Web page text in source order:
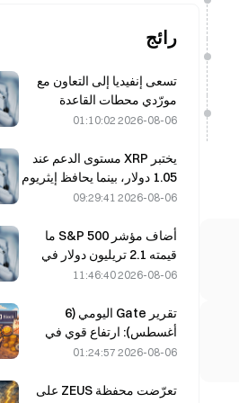
رائج
تسعى إنفيديا إلى التعاون مع
مورّدي محطات القاعدة
الصينيين المزوّدة بالذكاء
السادس (6G).
2026-08-06 01:10:02
يختبر XRP مستوى الدعم عند
1.05 دولار، بينما يحافظ إيثريوم
على مستوى 1,908 دولارات
2026-08-06 09:29:41
أضاف مؤشر S&P 500 ما
قيمته 2.1 تريليون دولار في
أغسطس، مرتفعًا بنسبة
سوى مكاسب بنسبة 2%.
2026-08-06 11:46:40
تقرير Gate اليومي (6
أغسطس): ارتفاع قوي في
الأسهم الممتازة لشركة
ترفع توقعاتها للعام 2026
2026-08-06 01:24:57
تعرّضت محفظة ZEUS على